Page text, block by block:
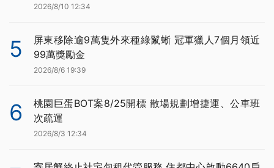
2026/8/10 12:34
5
屏東移除逾9萬隻外來種綠鬣蜥 冠軍獵人7個月領近
99萬獎勵金
2026/8/6 19:39
6
桃園巨蛋BOT案8/25開標 散場規劃增捷運、公車班
次疏運
2026/8/3 12:34